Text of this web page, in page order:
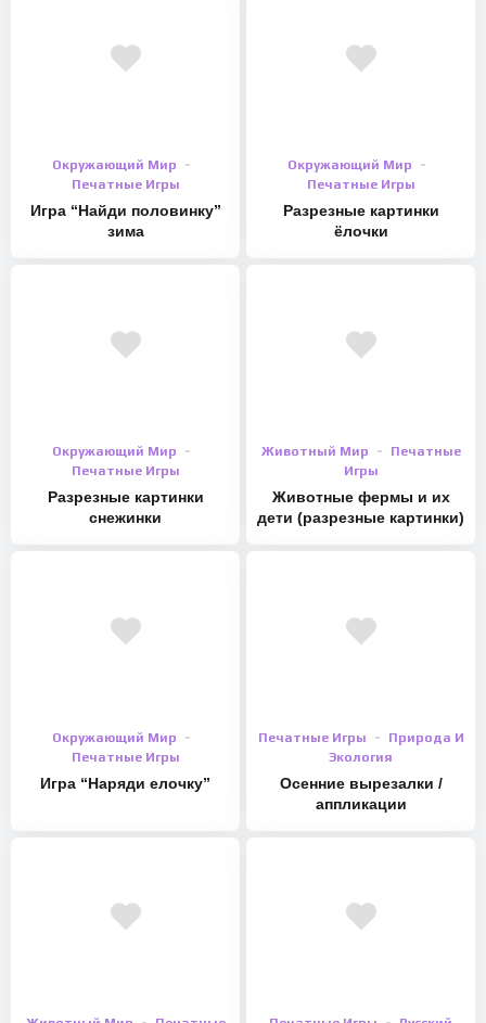
Окружающий Мир
Печатные Игры
Игра “Найди половинку”
зима
Окружающий Мир
Печатные Игры
Разрезные картинки
ёлочки
Окружающий Мир
Печатные Игры
Разрезные картинки
снежинки
Животный Мир
Печатные
Игры
Животные фермы и их
дети (разрезные картинки)
Окружающий Мир
Печатные Игры
Игра “Наряди елочку”
Печатные Игры
Природа И
Экология
Осенние вырезалки /
аппликации